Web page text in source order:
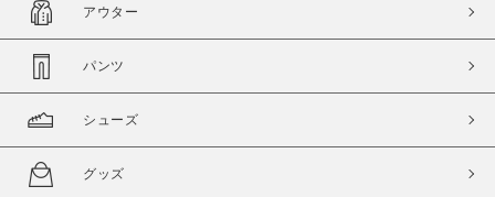
在庫
在庫あり 在庫なし含む
アウター
パンツ
シューズ
グッズ